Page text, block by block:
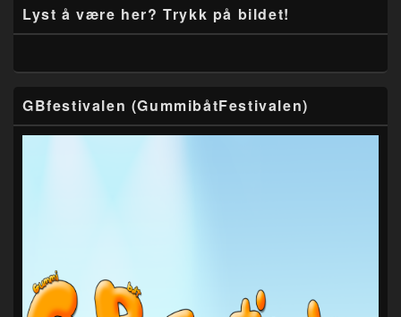
Lyst å være her? Trykk på bildet!
GBfestivalen (GummibåtFestivalen)